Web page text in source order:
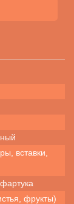
вставки,
фрукты)